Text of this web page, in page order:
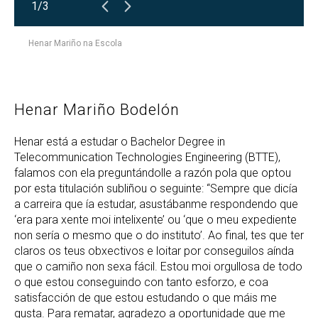
Henar Mariño na Escola
1/3
Henar Mariño Bodelón
Henar está a estudar o Bachelor Degree in
Telecommunication Technologies Engineering (BTTE),
falamos con ela preguntándolle a razón pola que optou
por esta titulación subliñou o seguinte: “Sempre que dicía
a carreira que ía estudar, asustábanme respondendo que
‘era para xente moi intelixente’ ou ‘que o meu expediente
non sería o mesmo que o do instituto’. Ao final, tes que ter
claros os teus obxectivos e loitar por conseguilos aínda
que o camiño non sexa fácil. Estou moi orgullosa de todo
o que estou conseguindo con tanto esforzo, e coa
satisfacción de que estou estudando o que máis me
gusta. Para rematar, agradezo a oportunidade que me